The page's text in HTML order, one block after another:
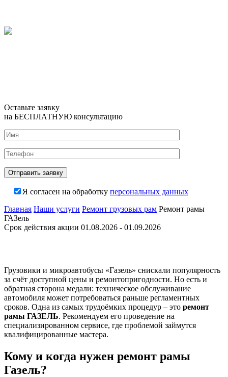
Оставьте заявку
на БЕСПЛАТНУЮ консультацию
Я согласен на обработку персональных данных
Главная Наши услуги Ремонт грузовых рам Ремонт рамы
ГАЗель
Срок действия акции 01.08.2026 - 01.09.2026
Грузовики и микроавтобусы «Газель» снискали популярность
за счёт доступной цены и ремонтопригодности. Но есть и
обратная сторона медали: техническое обслуживание
автомобиля может потребоваться раньше регламентных
сроков. Одна из самых трудоёмких процедур – это ремонт
рамы ГАЗЕЛЬ. Рекомендуем его проведение на
специализированном сервисе, где проблемой займутся
квалифицированные мастера.
Кому и когда нужен ремонт рамы
Газель?